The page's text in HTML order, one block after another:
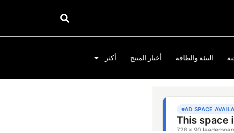
البيئة والطاقة أخبار المنتج أكثر